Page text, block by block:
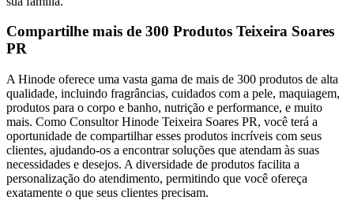
Compartilhe mais de 300 Produtos Teixeira Soares
PR
A Hinode oferece uma vasta gama de mais de 300 produtos de alta
qualidade, incluindo fragrâncias, cuidados com a pele, maquiagem,
produtos para o corpo e banho, nutrição e performance, e muito
mais. Como Consultor Hinode Teixeira Soares PR, você terá a
oportunidade de compartilhar esses produtos incríveis com seus
clientes, ajudando-os a encontrar soluções que atendam às suas
necessidades e desejos. A diversidade de produtos facilita a
personalização do atendimento, permitindo que você ofereça
exatamente o que seus clientes precisam.